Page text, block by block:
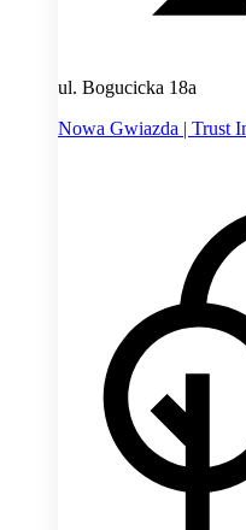
ul. Bogucicka 18a
Nowa Gwiazda | Trust